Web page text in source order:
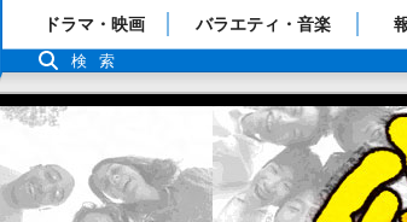
「TBSテレビ」トップページ
番組表
ドラマ・映画 バラエティ・音楽
検索